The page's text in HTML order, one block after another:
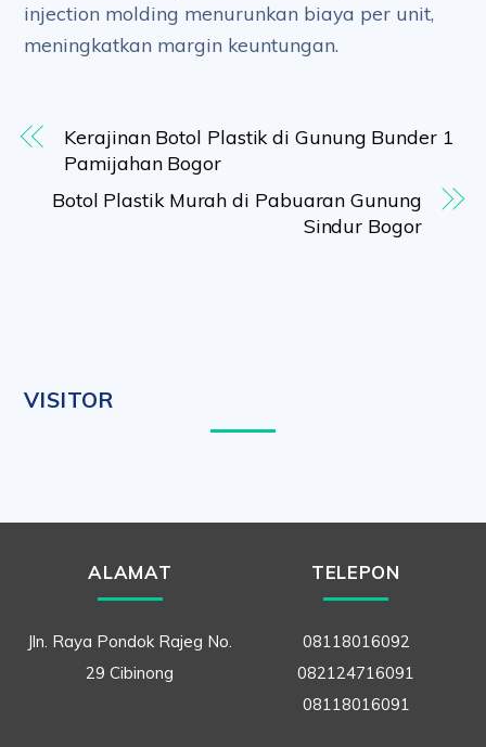
injection molding menurunkan biaya per unit,
meningkatkan margin keuntungan.
Kerajinan Botol Plastik di Gunung Bunder 1
Pamijahan Bogor
Botol Plastik Murah di Pabuaran Gunung
Sindur Bogor
VISITOR
ALAMAT
Jln. Raya Pondok Rajeg No.
29 Cibinong
TELEPON
08118016092
082124716091
08118016091